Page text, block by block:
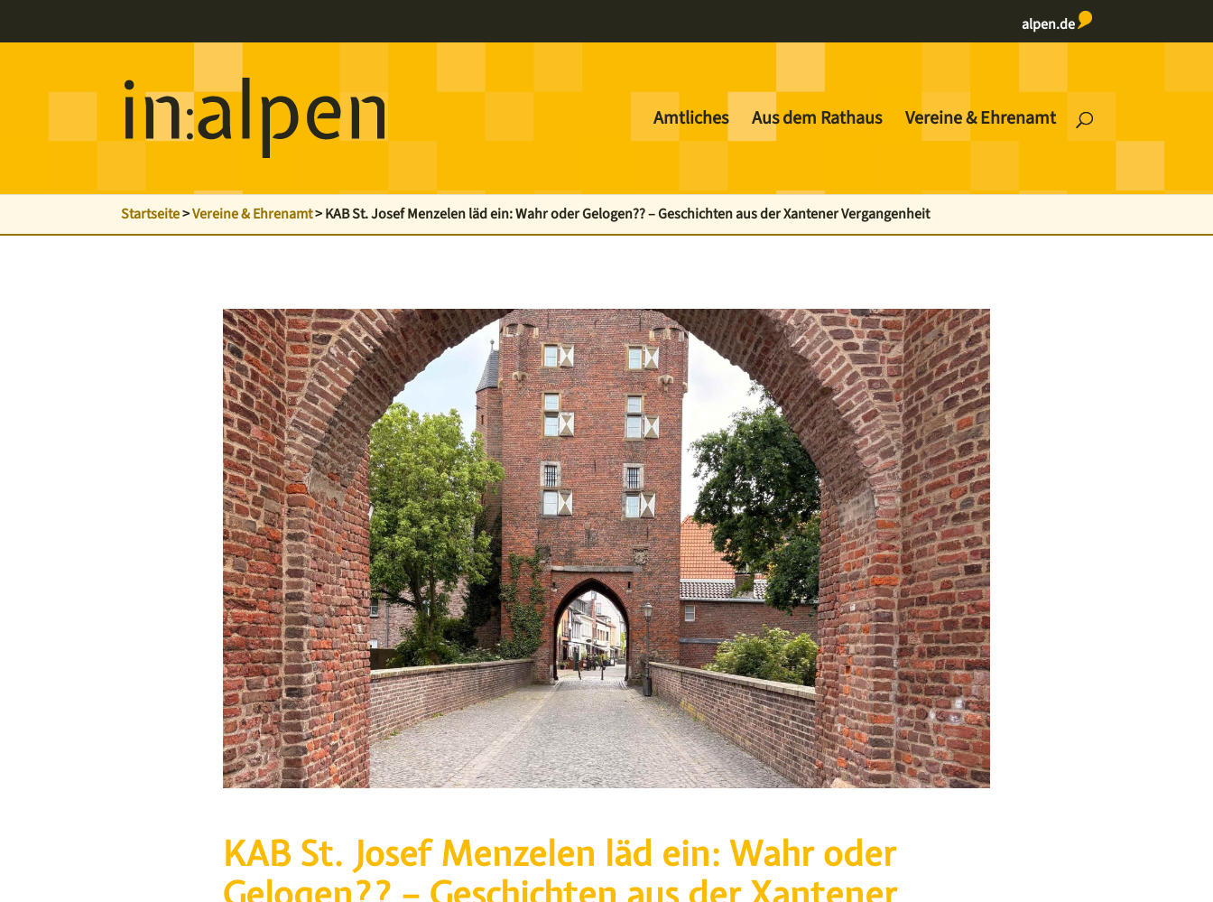
alpen.de
Amtliches Aus dem Rathaus Vereine & Ehrenamt
Startseite>Vereine & Ehrenamt>KAB St. Josef Menzelen läd ein: Wahr oder Gelogen?? – Geschichten aus der Xantener Vergangenheit
KAB St. Josef Menzelen läd ein: Wahr oder